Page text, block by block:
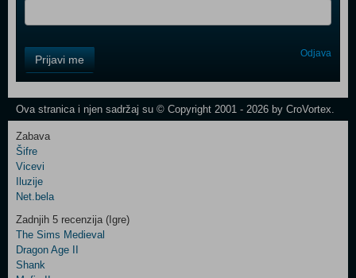
Field
One
Newsletter
Control
Field
Two
Newsletter
Control
Prijavi me Odjava
Ova stranica i njen sadržaj su © Copyright 2001 - 2026 by CroVortex.
Zabava
Šifre
Vicevi
Iluzije
Net.bela
Zadnjih 5 recenzija (Igre)
The Sims Medieval
Dragon Age II
Shank